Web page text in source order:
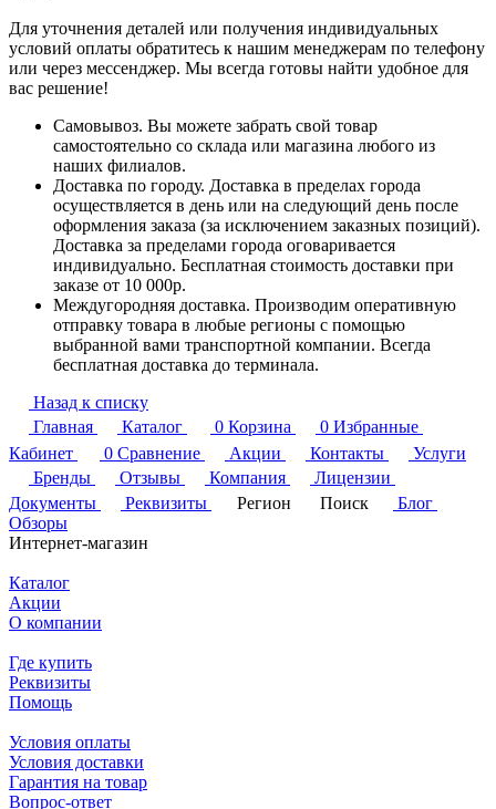
Для уточнения деталей или получения индивидуальных
условий оплаты обратитесь к нашим менеджерам по телефону
или через мессенджер. Мы всегда готовы найти удобное для
вас решение!
Самовывоз. Вы можете забрать свой товар
самостоятельно со склада или магазина любого из
наших филиалов.
Доставка по городу. Доставка в пределах города
осуществляется в день или на следующий день после
оформления заказа (за исключением заказных позиций).
Доставка за пределами города оговаривается
индивидуально. Бесплатная стоимость доставки при
заказе от 10 000р.
Междугородняя доставка. Производим оперативную
отправку товара в любые регионы с помощью
выбранной вами транспортной компании. Всегда
бесплатная доставка до терминала.
Назад к списку
Главная
Каталог 0 Корзина 0 Избранные
Кабинет
0 Сравнение Акции Контакты
Услуги
Бренды
Отзывы Компания
Лицензии
Документы
Реквизиты Регион Поиск
Блог
Обзоры
Интернет-магазин
Каталог
Акции
О компании
Где купить
Реквизиты
Помощь
Условия оплаты
Условия доставки
Гарантия на товар
Вопрос-ответ